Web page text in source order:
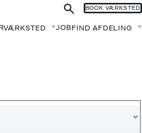
VÆRKSTED Fold undermenu ud
JOB FIND AFDELING
BOOK VÆRKSTED